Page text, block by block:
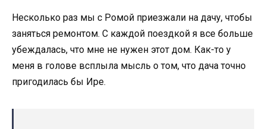
Несколько раз мы с Ромой приезжали на дачу, чтобы
заняться ремонтом. С каждой поездкой я все больше
убеждалась, что мне не нужен этот дом. Как-то у
меня в голове всплыла мысль о том, что дача точно
пригодилась бы Ире.